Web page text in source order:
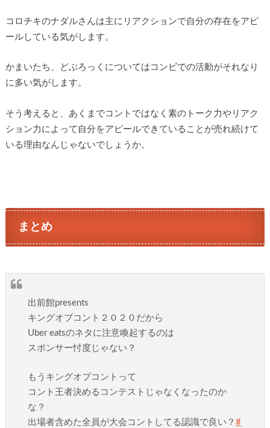
コロチキのナダルさんは主にリアクションで自分の存在をアピ
ールしている気がします。
かまいたち、どぶろっくについてはコンビでの活動がそれなり
に多い気がします。
そう考えると、あくまでコントではなく素のトーク力やリアク
ション力によって自分をアピールできていることが売れ続けて
いる理由なんじゃないでしょうか。
まとめ
出前館presents
キングオブコント２０２０だから
Uber eatsのネタに注意喚起するのは
スポンサー忖度じゃない？
もうキングオブコントって
コント王者決めるコンテストじゃなくなったのか
な？
出場者含めた全員が大会コントしてる認識で良い？#